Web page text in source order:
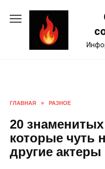
ГЛАВНАЯ » РАЗНОЕ
20
которые чуть
другие актеры